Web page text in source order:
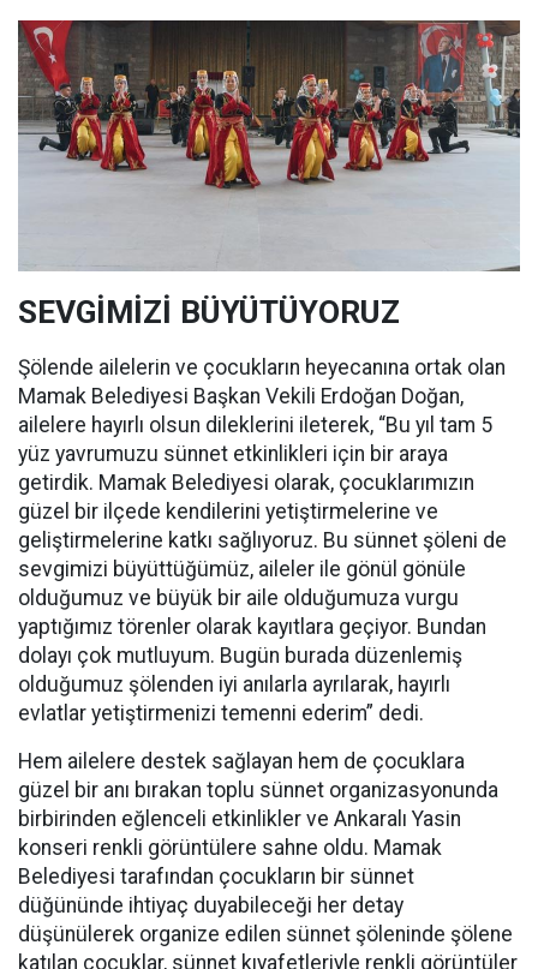
SEVGİMİZİ BÜYÜTÜYORUZ
Şölende ailelerin ve çocukların heyecanına ortak olan
Mamak Belediyesi Başkan Vekili Erdoğan Doğan,
ailelere hayırlı olsun dileklerini ileterek, “Bu yıl tam 5
yüz yavrumuzu sünnet etkinlikleri için bir araya
getirdik. Mamak Belediyesi olarak, çocuklarımızın
güzel bir ilçede kendilerini yetiştirmelerine ve
geliştirmelerine katkı sağlıyoruz. Bu sünnet şöleni de
sevgimizi büyüttüğümüz, aileler ile gönül gönüle
olduğumuz ve büyük bir aile olduğumuza vurgu
yaptığımız törenler olarak kayıtlara geçiyor. Bundan
dolayı çok mutluyum. Bugün burada düzenlemiş
olduğumuz şölenden iyi anılarla ayrılarak, hayırlı
evlatlar yetiştirmenizi temenni ederim” dedi.
Hem ailelere destek sağlayan hem de çocuklara
güzel bir anı bırakan toplu sünnet organizasyonunda
birbirinden eğlenceli etkinlikler ve Ankaralı Yasin
konseri renkli görüntülere sahne oldu. Mamak
Belediyesi tarafından çocukların bir sünnet
düğününde ihtiyaç duyabileceği her detay
düşünülerek organize edilen sünnet şöleninde şölene
katılan çocuklar, sünnet kıyafetleriyle renkli görüntüler